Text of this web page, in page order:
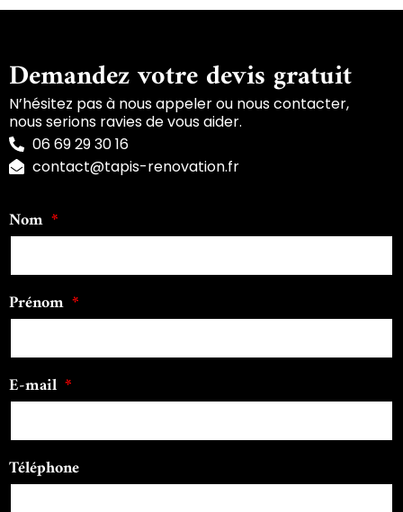
Demandez votre devis gratuit
N’hésitez pas à nous appeler ou nous contacter,
nous serions ravies de vous aider.
06 69 29 30 16
contact@tapis-renovation.fr
Nom
Prénom
E-mail
Téléphone